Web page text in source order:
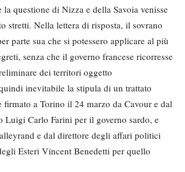
la questione di Nizza e della Savoia venisse
stretti. Nella lettera di risposta, il sovrano
parte sua che si potessero applicare al più
senza che il governo francese ricorresse
dei territori oggetto
inevitabile la stipula di un trattato
firmato a Torino il 24 marzo da Cavour e dal
Luigi Carlo Farini per il governo sardo, e
e dal direttore degli affari politici
Esteri Vincent Benedetti per quello